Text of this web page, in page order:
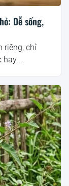
Dễ sống,
riêng, chỉ
hay...